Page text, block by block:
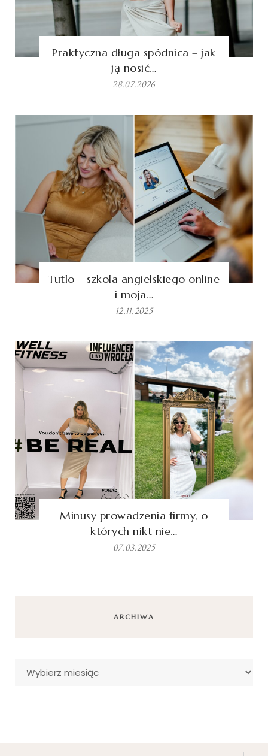
Praktyczna długa spódnica – jak
ją nosić…
28.07.2026
Tutlo – szkoła angielskiego online
i moja…
12.11.2025
Minusy prowadzenia firmy, o
których nikt nie…
07.03.2025
ARCHIWA